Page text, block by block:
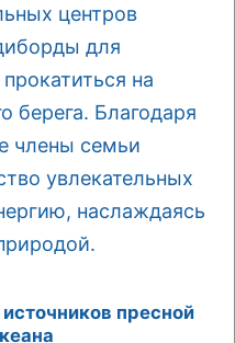
центров
для
на
берега. Благодаря
члены семьи
увлекательных
наслаждаясь
пресной